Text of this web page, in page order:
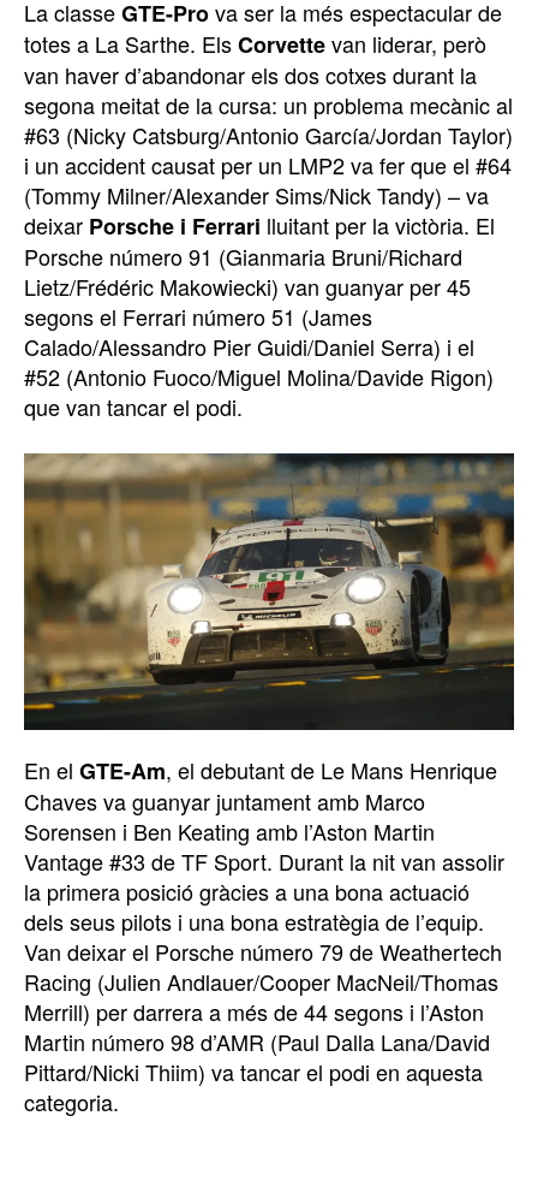
La classeGTE-Prova ser la més espectacular de
totes a La Sarthe. ElsCorvettevan liderar, però
van haver d’abandonar els dos cotxes durant la
segona meitat de la cursa: un problema mecànic al
#63 (Nicky Catsburg/Antonio García/Jordan Taylor)
i un accident causat per un LMP2 va fer que el #64
(Tommy Milner/Alexander Sims/Nick Tandy) – va
deixar Porsche i Ferrari lluitant per la victòria. El
Porsche número 91 (Gianmaria Bruni/Richard
Lietz/Frédéric Makowiecki) van guanyar per 45
segons el Ferrari número 51 (James
Calado/Alessandro Pier Guidi/Daniel Serra) i el
#52 (Antonio Fuoco/Miguel Molina/Davide Rigon)
que van tancar el podi.
En el GTE-Am, el debutant de Le Mans Henrique
Chaves va guanyar juntament amb Marco
Sorensen i Ben Keating amb l’Aston Martin
Vantage #33 de TF Sport. Durant la nit van assolir
la primera posició gràcies a una bona actuació
dels seus pilots i una bona estratègia de l’equip.
Van deixar el Porsche número 79 de Weathertech
Racing (Julien Andlauer/Cooper MacNeil/Thomas
Merrill) per darrera a més de 44 segons i l’Aston
Martin número 98 d’AMR (Paul Dalla Lana/David
Pittard/Nicki Thiim) va tancar el podi en aquesta
categoria.